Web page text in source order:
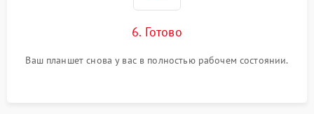
6. Готово
Ваш планшет снова у вас в полностью рабочем состоянии.